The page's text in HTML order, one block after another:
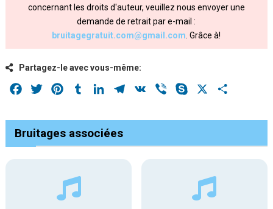
concernant les droits d'auteur, veuillez nous envoyer une
demande de retrait par e-mail :
bruitagegratuit.com@gmail.com . Grâce à!
Partagez-le avec vous-même:
Facebook
Twitter PinterestTumblrLinkedInTelegram
VK Viber Skype
Bruitages associées